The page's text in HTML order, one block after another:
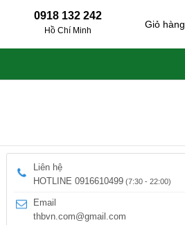
0918 132 242
Hồ Chí Minh
Giỏ hàng
Liên hệ
HOTLINE 0916610499 (7:30 - 22:00)
Email
thbvn.com@gmail.com